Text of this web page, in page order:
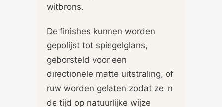
witbrons.
De finishes kunnen worden
gepolijst tot spiegelglans,
geborsteld voor een
directionele matte uitstraling, of
ruw worden gelaten zodat ze in
de tijd op natuurlijke wijze